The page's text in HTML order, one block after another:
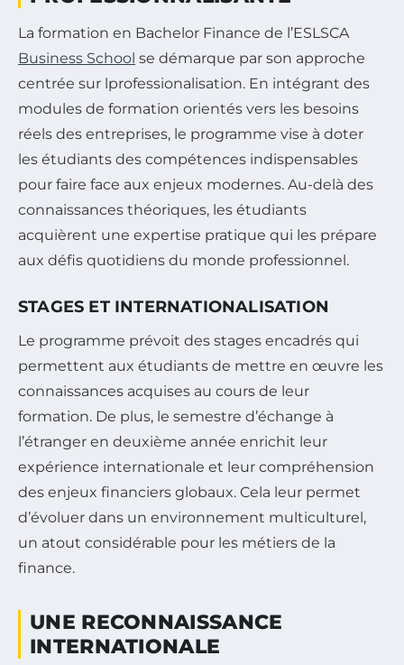
La formation en Bachelor Finance de l’ESLSCA
Business School se démarque par son approche
centrée sur lprofessionalisation. En intégrant des
modules de formation orientés vers les besoins
réels des entreprises, le programme vise à doter
les étudiants des compétences indispensables
pour faire face aux enjeux modernes. Au-delà des
connaissances théoriques, les étudiants
acquièrent une expertise pratique qui les prépare
aux défis quotidiens du monde professionnel.
STAGES ET INTERNATIONALISATION
Le programme prévoit des stages encadrés qui
permettent aux étudiants de mettre en œuvre les
connaissances acquises au cours de leur
formation. De plus, le semestre d’échange à
l’étranger en deuxième année enrichit leur
expérience internationale et leur compréhension
des enjeux financiers globaux. Cela leur permet
d’évoluer dans un environnement multiculturel,
un atout considérable pour les métiers de la
finance.
UNE RECONNAISSANCE
INTERNATIONALE